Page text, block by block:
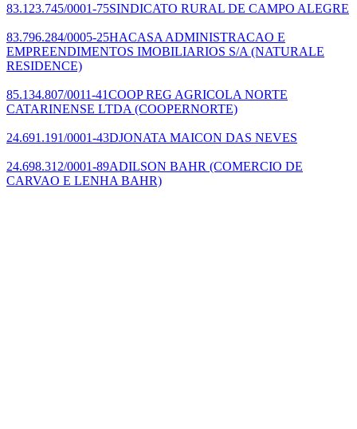
83.123.745/0001-75SINDICATO RURAL DE CAMPO ALEGRE
83.796.284/0005-25HACASA ADMINISTRACAO E
EMPREENDIMENTOS IMOBILIARIOS S/A (NATURALE
RESIDENCE)
85.134.807/0011-41COOP REG AGRICOLA NORTE
CATARINENSE LTDA (COOPERNORTE)
24.691.191/0001-43DJONATA MAICON DAS NEVES
24.698.312/0001-89ADILSON BAHR (COMERCIO DE
CARVAO E LENHA BAHR)